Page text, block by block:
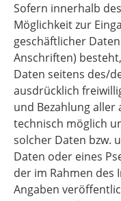
Sofern innerhalb
Möglichkeit zur
geschäftlicher
Anschriften)
Daten seitens des/
ausdrücklich
und Bezahlung
technisch möglich
solcher Daten bzw.
Daten oder eines
der im Rahmen des
Angaben